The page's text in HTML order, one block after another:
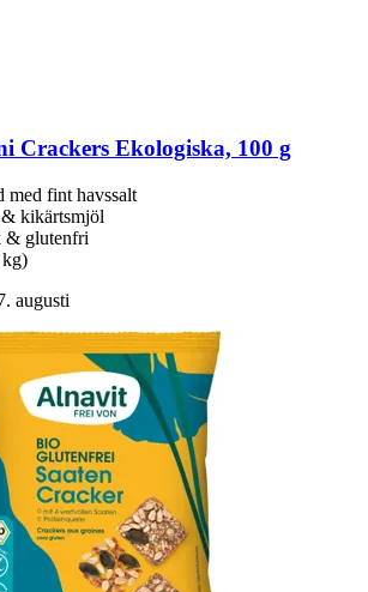
Crackers Ekologiska, 100 g
med fint havssalt
kikärtsmjöl
& glutenfri
augusti